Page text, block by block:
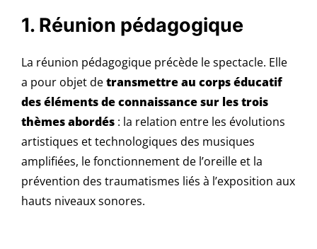
1. Réunion pédagogique
La réunion pédagogique précède le spectacle. Elle
a pour objet detransmettre au corps éducatif
des éléments de connaissance sur les trois
thèmes abordés : la relation entre les évolutions
artistiques et technologiques des musiques
amplifiées, le fonctionnement de l’oreille et la
prévention des traumatismes liés à l’exposition aux
hauts niveaux sonores.